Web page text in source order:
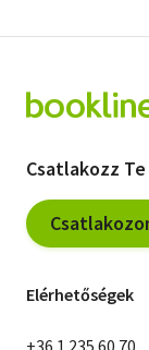
Csatlakozz
Elérhetőségek
+36 1 235 60 70